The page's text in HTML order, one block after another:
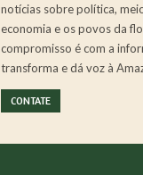
notícias sobre política,
economia e os povos da
compromisso é com a
transforma e dá voz à
CONTATE